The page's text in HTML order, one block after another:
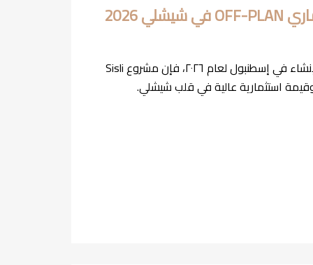
إذا كنت تبحث عن أفضل مشاريع الإنشاءات قيد الإنشاء في إسطنبول لعام ٢٠٢٦، فإن مشروع Sisli